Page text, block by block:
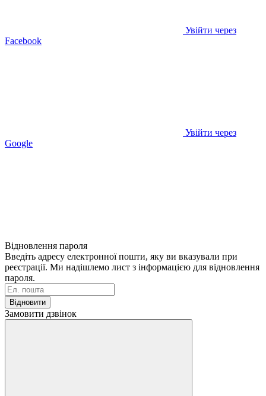
Увійти через
Facebook
Увійти через
Google
Відновлення пароля
Введіть адресу електронної пошти, яку ви вказували при
реєстрації. Ми надішлемо лист з інформацією для відновлення
пароля.
Відновити
Замовити дзвінок